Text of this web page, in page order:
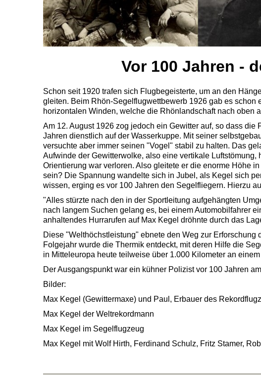
Vor 100 Jahren -
Schon seit 1920 trafen sich Flugbegeisterte, um an den
gleiten. Beim Rhön-Segelflugwettbewerb 1926 gab es
horizontalen Winden, welche die Rhönlandschaft nach oben
Am 12. August 1926 zog jedoch ein Gewitter auf, so dass
Jahren dienstlich auf der Wasserkuppe. Mit seiner
versuchte aber immer seinen "Vogel" stabil zu halten. Das
Aufwinde der Gewitterwolke, also eine vertikale
Orientierung war verloren. Also gleitete er die enorme Höhe
sein? Die Spannung wandelte sich in Jubel, als Kegel sich
wissen, erging es vor 100 Jahren den Segelfliegern. Hierzu
"Alles stürzte nach den in der Sportleitung aufgehängten
nach langem Suchen gelang es, bei einem Automobilfahrer
anhaltendes Hurrarufen auf Max Kegel dröhnte durch das
Diese "Welthöchstleistung" ebnete den Weg zur
Folgejahr wurde die Thermik entdeckt, mit deren Hilfe die
in Mitteleuropa heute teilweise über 1.000 Kilometer an einem
Der Ausgangspunkt war ein kühner Polizist vor 100 Jahren
Bilder:
Max Kegel (Gewittermaxe) und Paul, Erbauer des
Max Kegel der Weltrekordmann
Max Kegel im Segelflugzeug
Max Kegel mit Wolf Hirth, Ferdinand Schulz, Fritz Stamer,